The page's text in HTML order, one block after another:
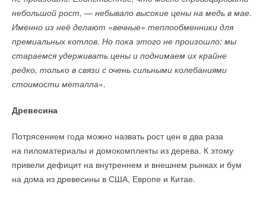
небольшой рост, — небывало высокие цены на медь в мае.
Именно из неё делают «вечные» теплообменники для
премиальных котлов. Но пока этого не произошло: мы
стараемся удерживать цены и поднимаем их крайне
редко, только в связи с очень сильными колебаниями
стоимости металла».
Древесина
Потрясением года можно назвать рост цен в два раза
на пиломатериалы и домокомплекты из дерева. К этому
привели дефицит на внутреннем и внешнем рынках и бум
на дома из древесины в США, Европе и Китае.
→
WOLF представил новый напольный газовый
конденсационный котел
НОВОСТИ СОК 3 МАРТА 2022
→
Обустройство крышных котельных для второй очереди
офисного парка Comcity, фаза «Браво»
→
Вентиляционная установка WOLF CWL-2 теперь
доступна с производительностью 225 м3/ч
→
Иркутский аграрный университет открыл учебный класс
→
Вентиляция на химических производствах: требования,
→
Журнал СОК и Ассоциация Зеленый киловатт проведут
Фестиваль специалистов ВИЭ
→
Блогер совместно с компанией WOLF проверил уровень
CO2 на Эльбрусе
→ Новинка: батарейный блок SKAT BC 24/9 DIN
НОВОСТИ СОК 20 МАРТА 2023
Оборудование SKAT включено в реестр
радиоэлектронной продукции Минпромторга
НОВОСТИ СОК 27 ФЕВРАЛЯ 2023
Новинка компании БАСТИОН: Телекоммуникационные
шкафы SKAT TB
НОВОСТИ СОК 17 ФЕВРАЛЯ 2023
Уведомления отключены
Комментарии
среднего напряжения
НОВОСТИ СОК 22 ОКТЯБРЯ 2021
→
Компрессоры Danfoss Maneurop завоевывают рынок
российского ритейла
НОВОСТИ СОК 13 ОКТЯБРЯ 2021
Комментарии
В этой теме еще нет комментариев